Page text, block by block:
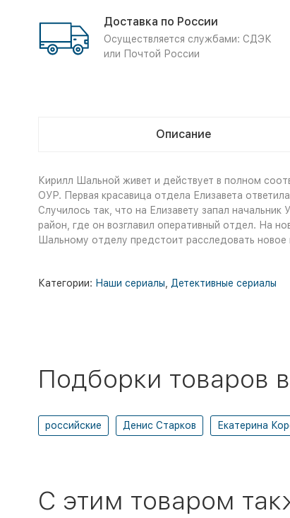
Доставка по России
Осуществляется службами: СДЭК
или Почтой России
Описание
Кирилл Шальной живет и действует в полном
ОУР. Первая красавица отдела Елизавета
Случилось так, что на Елизавету запал
район, где он возглавил оперативный отдел. На
Шальному отделу предстоит расследовать
Категории: Наши сериалы Детективные сериалы
Подборки товаров
российские Денис Старков Екатерина
C этим товаром